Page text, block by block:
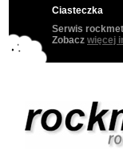
Ciasteczka
Serwis
Zobacz więcej